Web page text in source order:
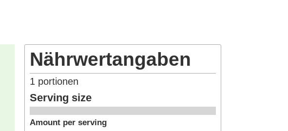
Nährwertangaben
1 portionen
Serving size
Amount per serving